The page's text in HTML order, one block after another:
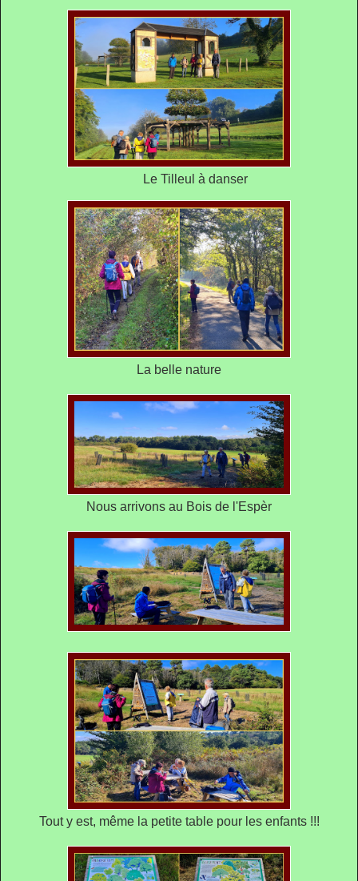
Le Tilleul à danser
La belle nature
Nous arrivons au Bois de l'Espèr
Tout y est, même la petite table pour les enfants !!!